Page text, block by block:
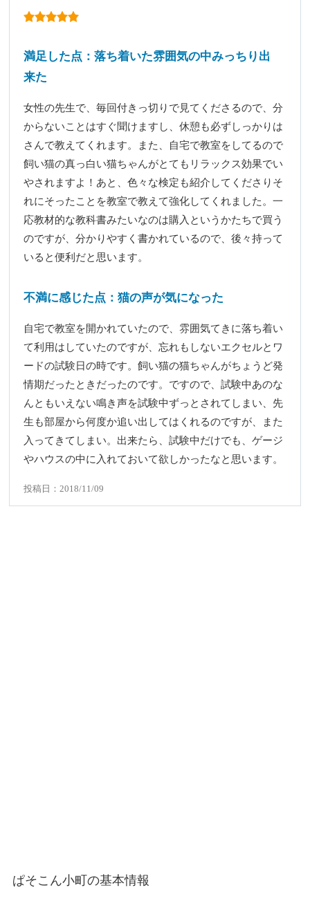
満足した点：落ち着いた雰囲気の中みっちり出
来た
女性の先生で、毎回付きっ切りで見てくださるので、分
からないことはすぐ聞けますし、休憩も必ずしっかりは
さんで教えてくれます。また、自宅で教室をしてるので
飼い猫の真っ白い猫ちゃんがとてもリラックス効果でい
やされますよ！あと、色々な検定も紹介してくださりそ
れにそったことを教室で教えて強化してくれました。一
応教材的な教科書みたいなのは購入というかたちで買う
のですが、分かりやすく書かれているので、後々持って
いると便利だと思います。
不満に感じた点：猫の声が気になった
自宅で教室を開かれていたので、雰囲気てきに落ち着い
て利用はしていたのですが、忘れもしないエクセルとワ
ードの試験日の時です。飼い猫の猫ちゃんがちょうど発
情期だったときだったのです。ですので、試験中あのな
んともいえない鳴き声を試験中ずっとされてしまい、先
生も部屋から何度か追い出してはくれるのですが、また
入ってきてしまい。出来たら、試験中だけでも、ゲージ
やハウスの中に入れておいて欲しかったなと思います。
投稿日：2018/11/09
ぱそこん小町の基本情報